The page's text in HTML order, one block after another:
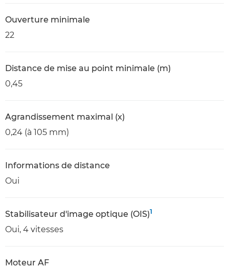
Ouverture minimale
22
Distance de mise au point minimale (m)
0,45
Agrandissement maximal (x)
0,24 (à 105 mm)
Informations de distance
Oui
Stabilisateur d'image optique (OIS)1
Oui, 4 vitesses
Moteur AF